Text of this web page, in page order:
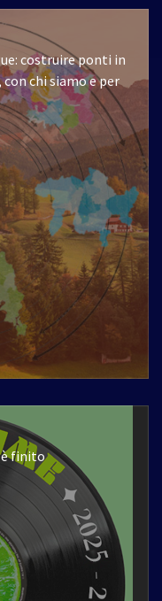
costruire ponti in
chi siamo e per
è finito